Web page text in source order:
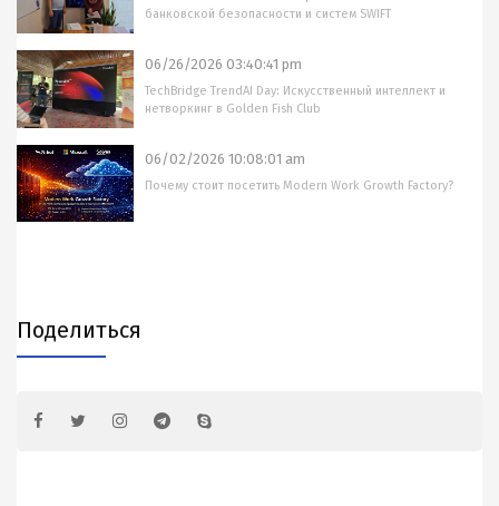
банковской безопасности и систем SWIFT
06/26/2026 03:40:41 pm
TechBridge TrendAI Day: Искусственный интеллект и
нетворкинг в Golden Fish Club
06/02/2026 10:08:01 am
Почему стоит посетить Modern Work Growth Factory?
Поделиться